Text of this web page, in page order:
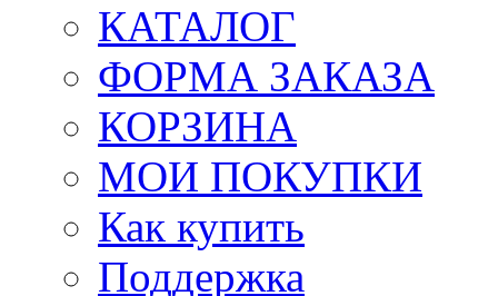
КАТАЛОГ
ФОРМА ЗАКАЗА
КОРЗИНА
МОИ ПОКУПКИ
Как купить
Поддержка